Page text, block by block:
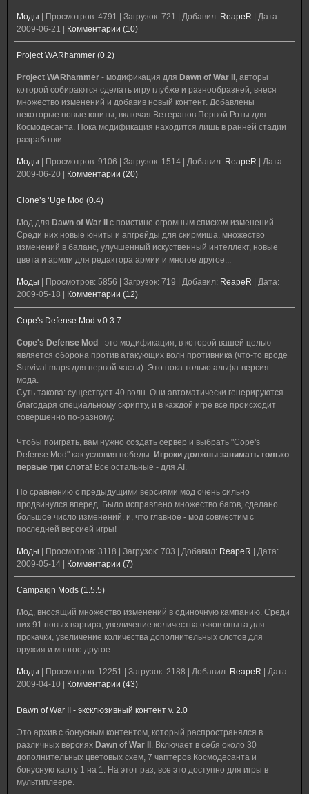
Моды Просмотров: 4791 Загрузок: 721 Добавил: ReapeR
Дата:
2009-06-21
Комментарии (10)
Project WARhammer (0.2)
Project WARhammer - модификация для Dawn of War II , авторы
которой собираются сделать игру глубже и разнообразней, внеся
множество изменений и добавив новый контент. Добавлены
некоторые новые юниты, включая Ветеранов Первой Роты для
Космодесанта. Пока модификация находится лишь в ранней стадии
разработки.
Моды Просмотров: 9106 Загрузок: 1514 Добавил: ReapeR
Дата:
2009-06-20
Комментарии (20)
Clone’s ‘Uge Mod (0.4)
Мод для Dawn of War II с поистине огромным списком изменений.
Среди них новые юниты и апгрейды для скирмиша, множество
изменений в баланс, улучшенный искуственный интеллект, новые
цвета и армии для редактора армии и многое другое...
Моды Просмотров: 5856 Загрузок: 719 Добавил: ReapeR
Дата:
2009-05-18
Комментарии (12)
Cope's Defense Mod v.0.3.7
Cope's Defense Mod - это модификация, в которой вашей целью
является оборона против атакующих волн противника (что-то вроде
Survival maps для первой части). Это пока только альфа-версия
мода.
Суть такова: существует 40 волн. Они автоматически генерируются
благодаря специальному скрипту, и в каждой игре все происходит
совершенно по-разному.
Чтобы поиграть, вам нужно создать сервер и выбрать "Cope's
Defense Mod" как условия победы. Игроки должны занимать только
первые три слота! Все остальные - для AI.
По сравнению с предыдущими версиями мод очень сильно
продвинулся вперед. Было исправлено множество багов, сделано
большое число изменений, и, что главное - мод совместим с
последней версией игры!
Моды Просмотров: 3118 Загрузок: 703 Добавил: ReapeR
Дата:
2009-05-14
Комментарии (7)
Campaign Mods (1.5.5)
Мод, вносящий множество изменений в одиночную кампанию. Среди
них 91 новых варгира, увеличение количества очков опыта для
прокачки, увеличение количества дополнительных слотов для
оружия и многое другое...
Моды Просмотров: 12251 Загрузок: 2188 Добавил: ReapeR
Дата:
2009-04-10
Комментарии (43)
Dawn of War II - эксклюзивный контент v. 2.0
Это архив с бонусным контентом, который распространялся в
различных версиях Dawn of War II . Включает в себя около 30
дополнительных цветовых схем, 7 чаптеров Космодесанта и
бонусную карту 1 на 1. На этот раз, все это доступно для игры в
мультиплеере.